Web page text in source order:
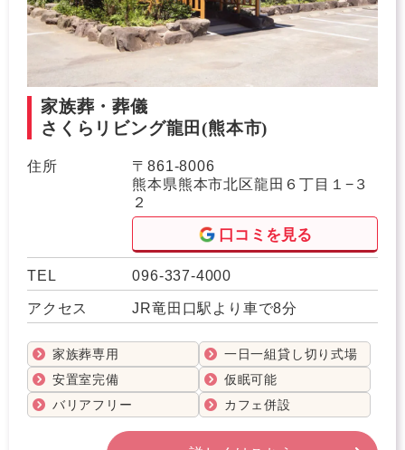
家族葬・葬儀
さくらリビング龍田(熊本市)
住所
〒861-8006
熊本県熊本市北区龍田６丁目１−３
２
口コミを見る
TEL 096-337-4000
アクセス JR竜田口駅より車で8分
家族葬専用
一日一組貸し切り式場
安置室完備
仮眠可能
バリアフリー
カフェ併設